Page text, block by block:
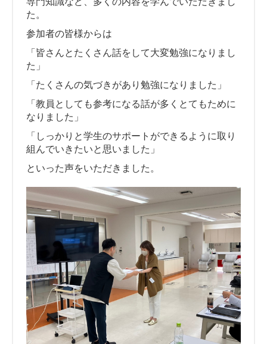
た。
参加者の皆様からは
「皆さんとたくさん話をして大変勉強になりまし
た」
「たくさんの気づきがあり勉強になりました」
「教員としても参考になる話が多くとてもために
なりました」
「しっかりと学生のサポートができるように取り
組んでいきたいと思いました」
といった声をいただきました。